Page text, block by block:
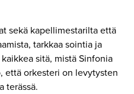
sekä kapellimestarilta että
tarkkaa sointia ja
sitä, mistä Sinfonia
että orkesteri on levytysten
terässä.